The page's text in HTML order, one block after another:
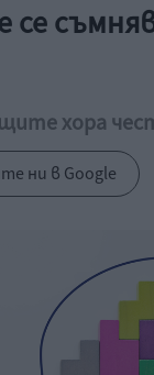
хора
ни в Google